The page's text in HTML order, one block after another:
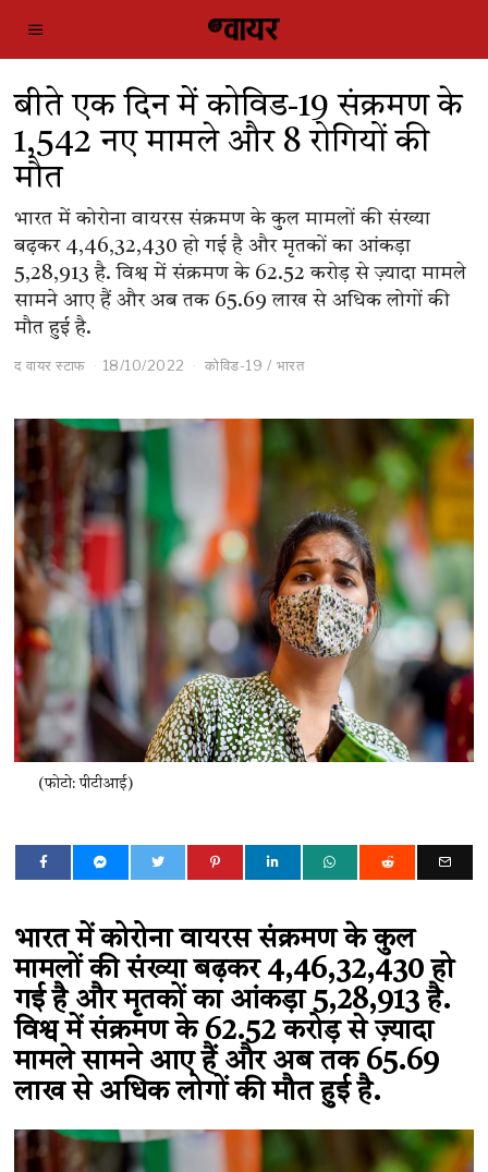
बीते एक दिन में कोविड-19 संक्रमण के
1,542 नए मामले और 8 रोगियों की
मौत
भारत में कोरोना वायरस संक्रमण के कुल मामलों की संख्या
बढ़कर 4,46,32,430 हो गई है और मृतकों का आंकड़ा
5,28,913 है. विश्व में संक्रमण के 62.52 करोड़ से ज़्यादा मामले
सामने आए हैं और अब तक 65.69 लाख से अधिक लोगों की
मौत हुई है.
द वायर स्टाफ 18/10/2022 कोविड-19 / भारत
(फोटो: पीटीआई)
भारत में कोरोना वायरस संक्रमण के कुल
मामलों की संख्या बढ़कर 4,46,32,430 हो
गई है और मृतकों का आंकड़ा 5,28,913 है.
विश्व में संक्रमण के 62.52 करोड़ से ज़्यादा
मामले सामने आए हैं और अब तक 65.69
लाख से अधिक लोगों की मौत हुई है.